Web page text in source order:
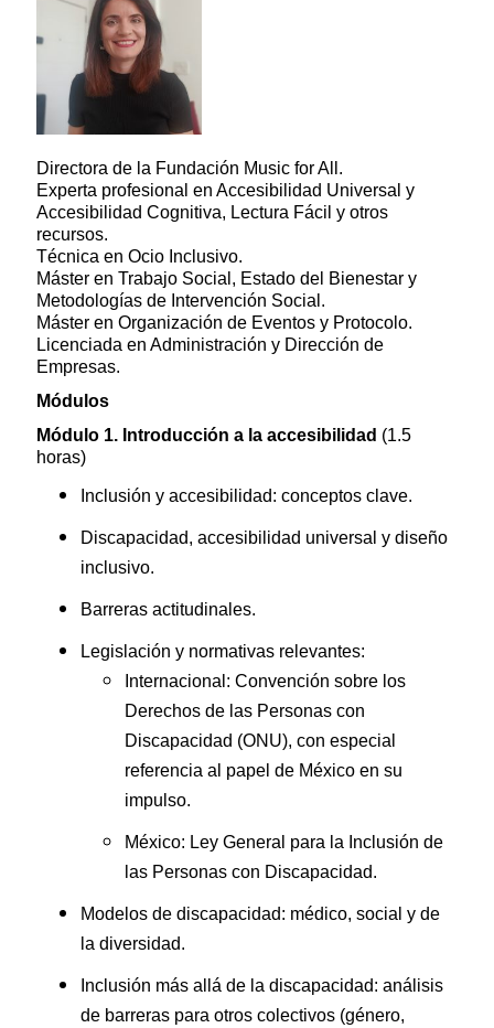
Directora de la Fundación Music for All.
Experta profesional en Accesibilidad Universal y
Accesibilidad Cognitiva, Lectura Fácil y otros
recursos.
Técnica en Ocio Inclusivo.
Máster en Trabajo Social, Estado del Bienestar y
Metodologías de Intervención Social.
Máster en Organización de Eventos y Protocolo.
Licenciada en Administración y Dirección de
Empresas.
Módulos
Módulo 1. Introducción a la accesibilidad (1.5
horas)
Inclusión y accesibilidad: conceptos clave.
Discapacidad, accesibilidad universal y diseño
inclusivo.
Barreras actitudinales.
Legislación y normativas relevantes:
Internacional: Convención sobre los
Derechos de las Personas con
Discapacidad (ONU), con especial
referencia al papel de México en su
impulso.
México: Ley General para la Inclusión de
las Personas con Discapacidad.
Modelos de discapacidad: médico, social y de
la diversidad.
Inclusión más allá de la discapacidad: análisis
de barreras para otros colectivos (género,